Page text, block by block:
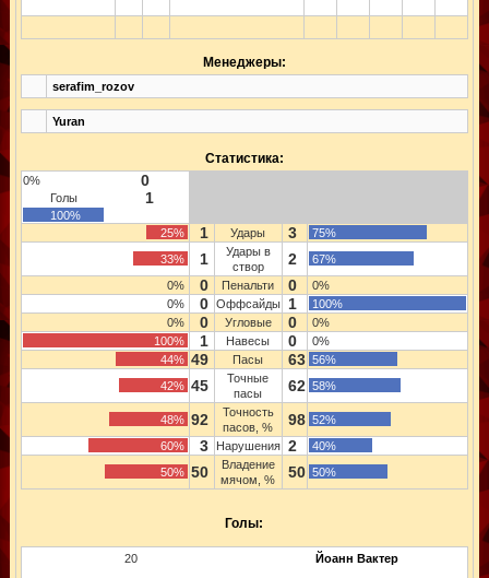
Менеджеры:
serafim_rozov
Yuran
Статистика:
0% 0
Голы 1
100%
25%
1 Удары 3
75%
33%
1
Удары в
створ
2
67%
0%
0 Пенальти 0
0%
0%
0 Оффсайды 1
100%
0%
0 Угловые 0
0%
100%
1 Навесы 0
0%
44% 49 Пасы 63 56%
42% 45
Точные
пасы
62 58%
48% 92
Точность
пасов, %
98 52%
60%
3 Нарушения 2
40%
50% 50
Владение
мячом, %
50 50%
Голы:
20 Йоанн Вактер